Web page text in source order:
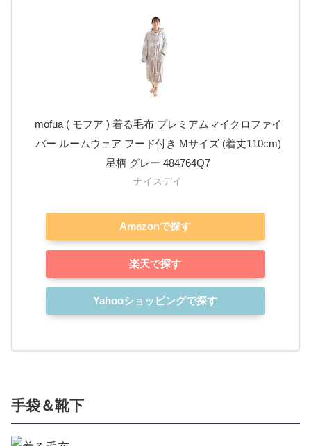
mofua ( モフア ) 着る毛布 プレミアムマイクロファイ
バー ルームウェア フード付き Mサイズ (着丈110cm)
星柄 グレー 484764Q7
ナイスデイ
Amazonで探す
楽天で探す
Yahooショッピングで探す
手袋＆靴下